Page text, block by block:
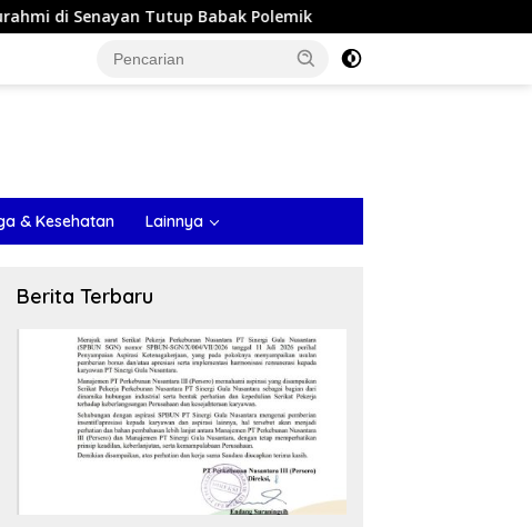
Polemik Fasilitasi HM Nasim Khan Berlanjut ke
& Kesehatan Lainnya
Berita Terbaru